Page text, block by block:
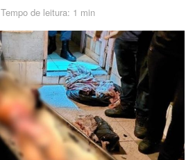
Tempo de leitura: 1 min